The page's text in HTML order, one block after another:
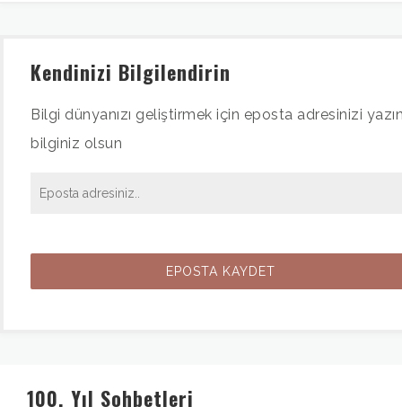
Kendinizi Bilgilendirin
Bilgi dünyanızı geliştirmek için eposta adresinizi
bilginiz olsun
100. Yıl Sohbetleri